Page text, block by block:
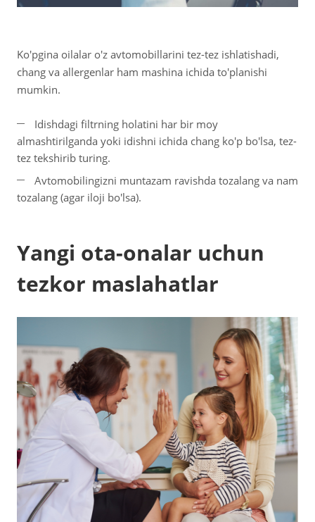
Ko'pgina oilalar o'z avtomobillarini tez-tez ishlatishadi,
chang va allergenlar ham mashina ichida to'planishi
mumkin.
Idishdagi filtrning holatini har bir moy
almashtirilganda yoki idishni ichida chang ko'p bo'lsa, tez-
tez tekshirib turing.
Avtomobilingizni muntazam ravishda tozalang va nam
tozalang (agar iloji bo'lsa).
Yangi ota-onalar uchun
tezkor maslahatlar